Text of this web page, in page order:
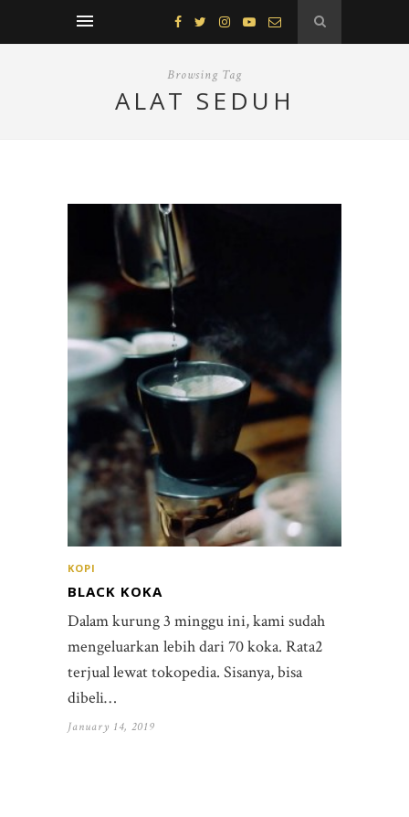
Browsing Tag
ALAT SEDUH
KOPI
BLACK KOKA
Dalam kurung 3 minggu ini, kami sudah
mengeluarkan lebih dari 70 koka. Rata2
terjual lewat tokopedia. Sisanya, bisa
dibeli…
January 14, 2019